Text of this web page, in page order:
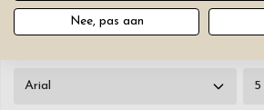
Nee, pas aan